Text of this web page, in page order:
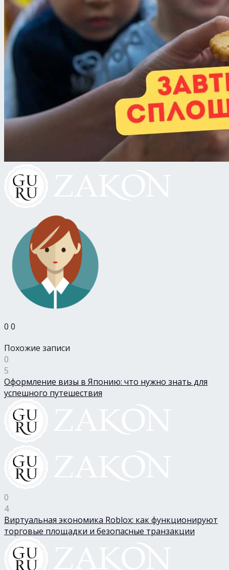
0 0
Похожие записи
0
5
Оформление визы в Японию: что нужно знать для
успешного путешествия
0
4
Виртуальная экономика Roblox: как функционируют
торговые площадки и безопасные транзакции